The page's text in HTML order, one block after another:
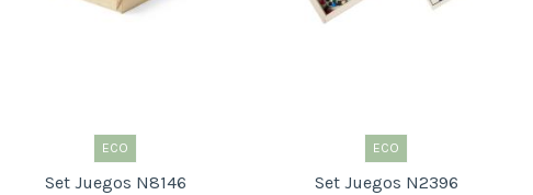
ECO
Set Juegos N8146
ECO
Set Juegos N2396